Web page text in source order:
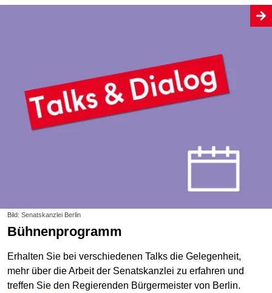
Bild: Senatskanzlei Berlin
Bühnenprogramm
Erhalten Sie bei verschiedenen Talks die Gelegenheit,
mehr über die Arbeit der Senatskanzlei zu erfahren und
treffen Sie den Regierenden Bürgermeister von Berlin.